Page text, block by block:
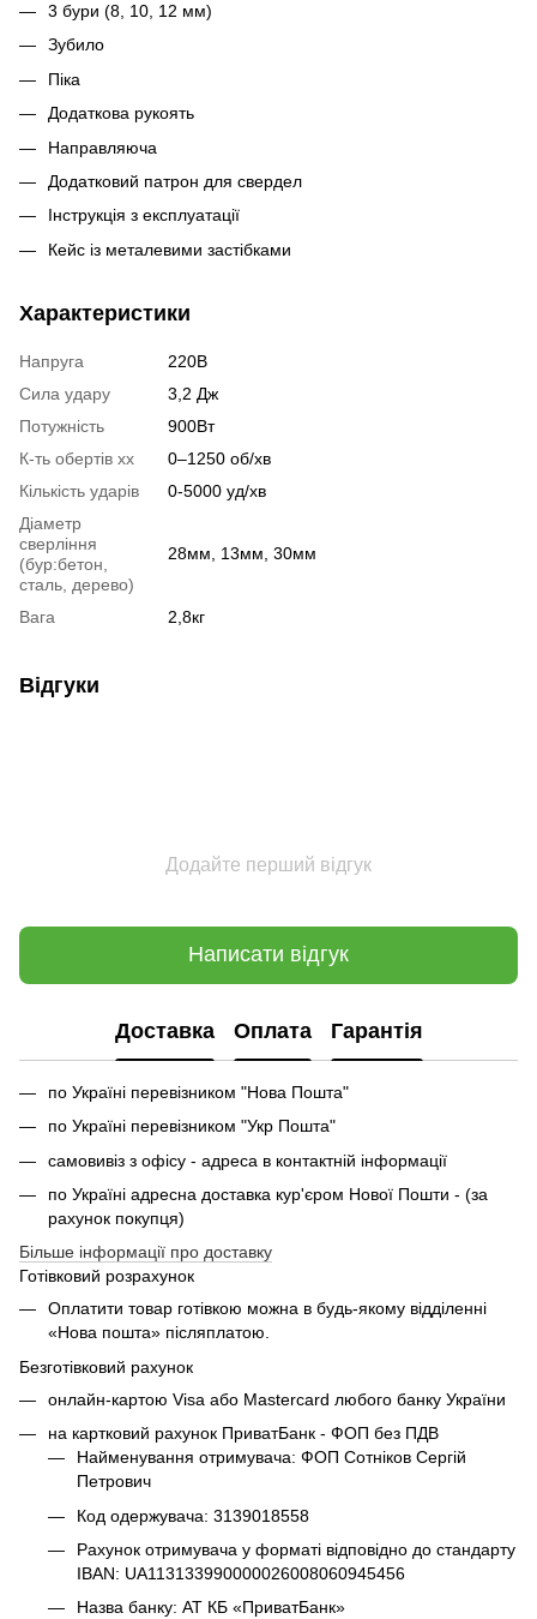
3 бури (8, 10, 12 мм)
Зубило
Піка
Додаткова рукоять
Направляюча
Додатковий патрон для свердел
Інструкція з експлуатації
Кейс із металевими застібками
Характеристики
Напруга
220В
Сила удару
3,2 Дж
Потужність
900Вт
К-ть обертів хх
0–1250 об/хв
Кількість ударів
0-5000 уд/хв
Діаметр
сверління
(бур:бетон,
сталь, дерево)
28мм, 13мм, 30мм
Вага 2,8кг
Відгуки
Додайте перший відгук
Написати відгук
Доставка Оплата Гарантія
по Україні перевізником "Нова Пошта"
по Україні перевізником "Укр Пошта"
самовивіз з офісу - адреса в контактній інформації
по Україні адресна доставка кур'єром Нової Пошти - (за
рахунок покупця)
Більше інформації про доставку
Готівковий розрахунок
Оплатити товар готівкою можна в будь-якому відділенні
«Нова пошта» післяплатою.
Безготівковий рахунок
онлайн-картою Visa або Mastercard любого банку України
на картковий рахунок ПриватБанк - ФОП без ПДВ
Найменування отримувача: ФОП Сотніков Сергій
Петрович
Код одержувача: 3139018558
Рахунок отримувача у форматі відповідно до стандарту
IBAN: UA113133990000026008060945456
Назва банку: АТ КБ «ПриватБанк»